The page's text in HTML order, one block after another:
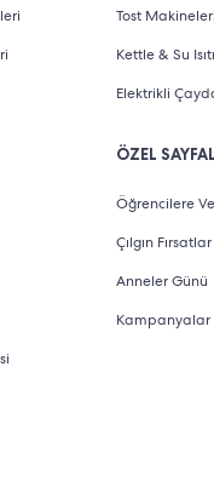
başlığı da
uygun olarak
başlık aksesuarı ise
edebilmenizi
Neler Var?
işlevsel kullanım
yer alır. Yakın tıraş
Tost Makineleri
Kettle & Su
Elektrikli
ÖZEL
Öğrencilere
Çılgın Fırsatlar
Anneler Günü
Kampanyalar